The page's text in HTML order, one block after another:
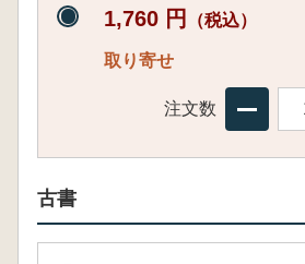
1,760 円 （税込）
取り寄せ
注文数
古書